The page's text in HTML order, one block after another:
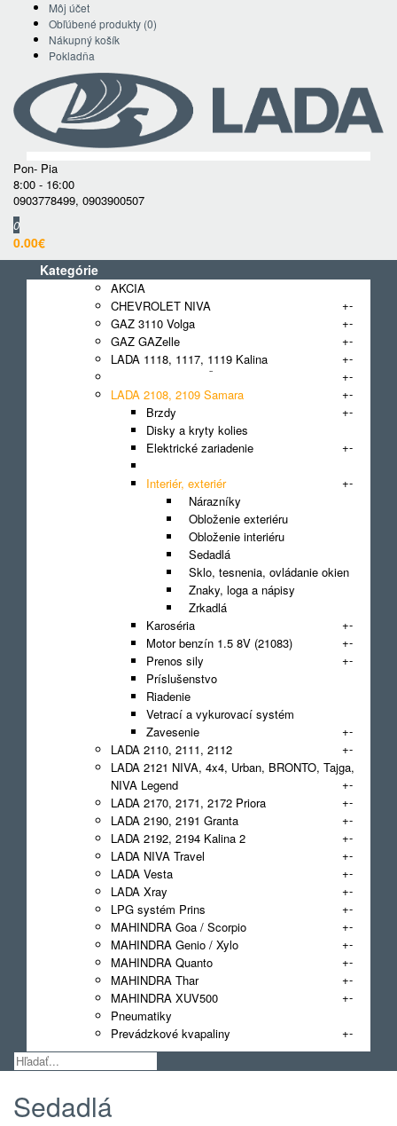
Môj účet
Obľúbené produkty (0)
Nákupný košík
Pokladňa
Pon- Pia
8:00 - 16:00
0903778499, 0903900507
0
0.00€
Kategórie
AKCIA
CHEVROLET NIVA
+-
GAZ 3110 Volga
+-
GAZ GAZelle
+-
LADA 1118, 1117, 1119 Kalina
+-
LADA 2101 - 2107 Žiguli
+-
LADA 2108, 2109 Samara
+-
Brzdy
+-
Disky a kryty kolies
Elektrické zariadenie
+-
Interiér, exteriér
+-
Nárazníky
Obloženie exteriéru
Obloženie interiéru
Sedadlá
Sklo, tesnenia, ovládanie okien
Znaky, loga a nápisy
Zrkadlá
Karoséria
+-
Motor benzín 1.5 8V (21083)
+-
Prenos sily
+-
Príslušenstvo
Riadenie
Vetrací a vykurovací systém
Zavesenie
+-
LADA 2110, 2111, 2112
+-
LADA 2121 NIVA, 4x4, Urban, BRONTO, Tajga,
NIVA Legend
+-
LADA 2170, 2171, 2172 Priora
+-
LADA 2190, 2191 Granta
+-
LADA 2192, 2194 Kalina 2
+-
LADA NIVA Travel
+-
LADA Vesta
+-
LADA Xray
+-
LPG systém Prins
+-
MAHINDRA Goa / Scorpio
+-
MAHINDRA Genio / Xylo
+-
MAHINDRA Quanto
+-
MAHINDRA Thar
+-
MAHINDRA XUV500
+-
Pneumatiky
Prevádzkové kvapaliny
+-
Sedadlá